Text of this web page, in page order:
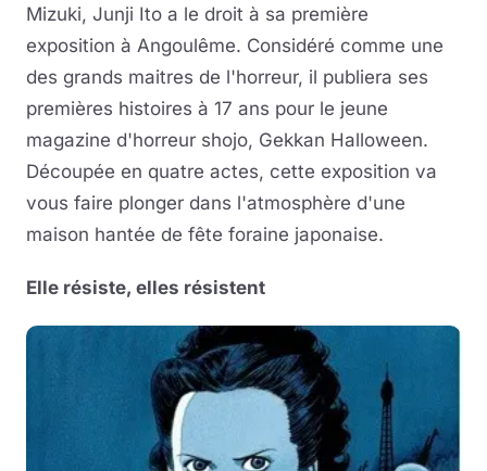
Mizuki, Junji Ito a le droit à sa première
exposition à Angoulême. Considéré comme une
des grands maitres de l'horreur, il publiera ses
premières histoires à 17 ans pour le jeune
magazine d'horreur shojo, Gekkan Halloween.
Découpée en quatre actes, cette exposition va
vous faire plonger dans l'atmosphère d'une
maison hantée de fête foraine japonaise.
Elle résiste, elles résistent